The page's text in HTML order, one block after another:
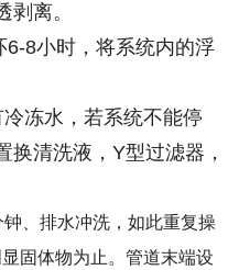
离。
8小时，将系统内的浮
冻水，若系统不能停
换清洗液，Y型过滤器，
、排水冲洗，如此重复操
固体物为止。管道末端设